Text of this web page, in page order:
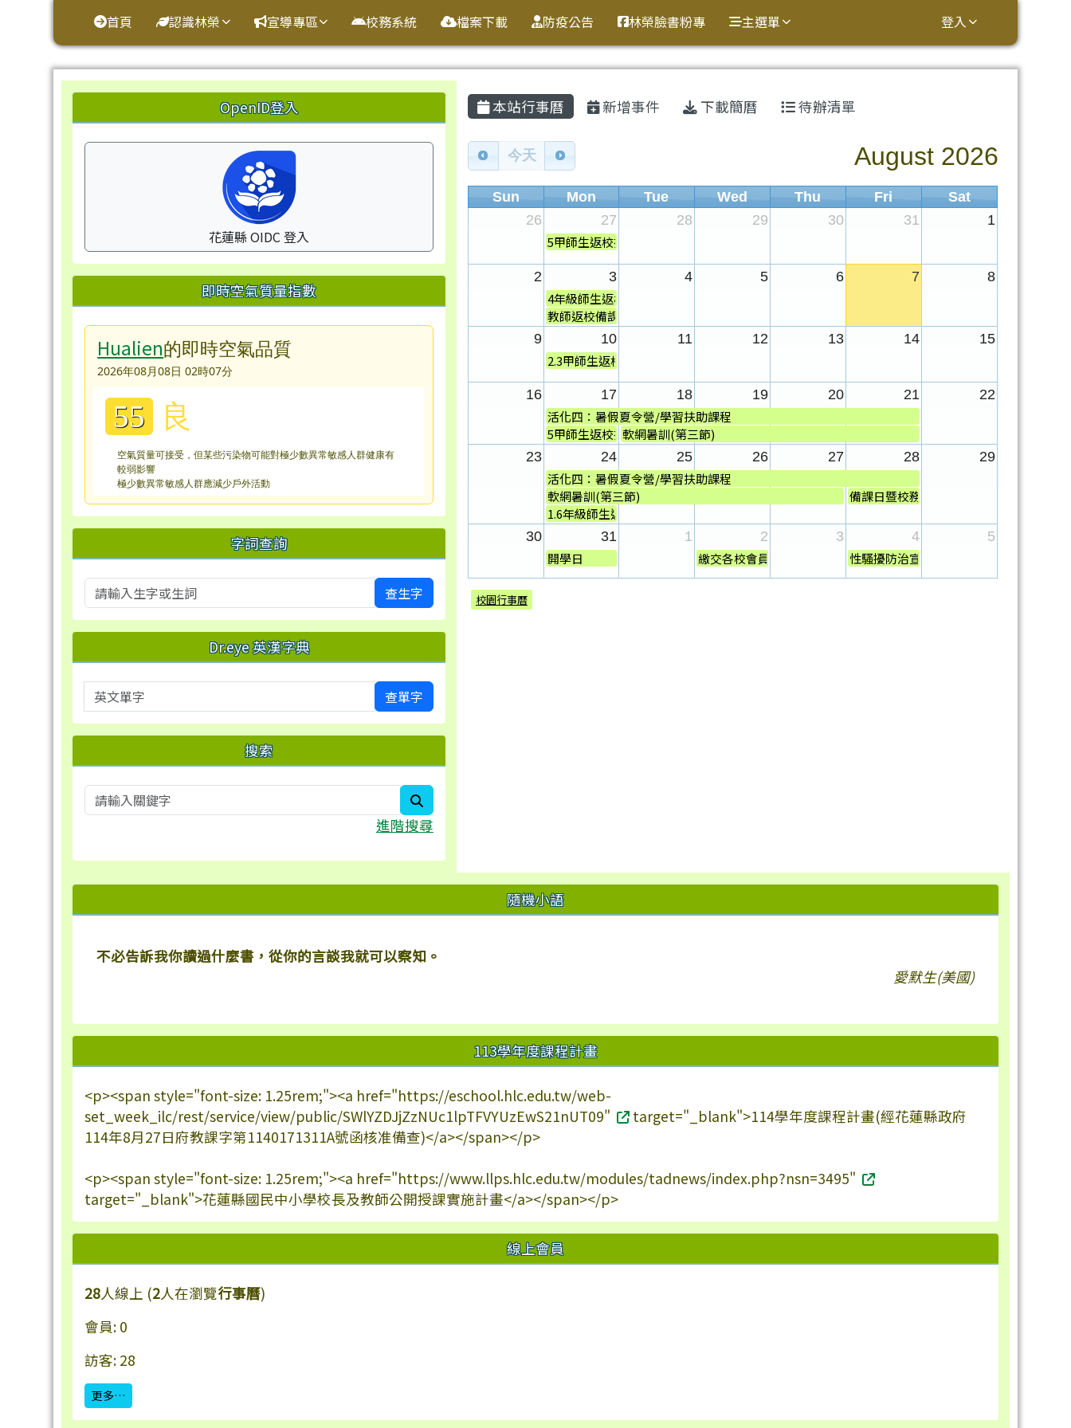
花蓮縣鳳林鎮林榮國小
首頁 認識林榮 宣導專區 校務系統 檔案下載 防疫公告 林榮臉書粉專 主選單 登入
左邊區域內容OpenID登入
花蓮縣 OIDC 登入
即時空氣質量指數
Hualien的即時空氣品質
2026年08月08日 02時07分
55 良
空氣質量可接受，但某些污染物可能對極少數異常敏感人群健康有
較弱影響
極少數異常敏感人群應減少戶外活動
字詞查詢
查生字
Dr.eye 英漢字典
英文單字 查單字
搜索
進階搜尋
主內容區域
本站行事曆 新增事件 下載簡曆 待辦清單
Calendar
今天 August 2026
Sun Mon Tue Wed Thu Fri
Sat
26
27 28 29 30 31 1
5甲師生返校打掃(114學年度班級)
2 3 4 5 6 7 8
4年級師生返校打掃(115學年度班...
教師返校備課日
9 10 11 12 13 14 15
2.3甲師生返校打掃(115學年度班...
16 17 18 19 20 21 22
活化四：暑假夏令營/學習扶助課程
5甲師生返校打掃(115學年度班級)
軟網暑訓(第三節)
23 24 25 26 27 28 29
活化四：暑假夏令營/學習扶助課程
軟網暑訓(第三節)
備課日暨校務會議
1.6年級師生返校打掃(115學年度...
30 31 1 2 3 4 5
開學日 繳交各校會員名冊與相關文件性騷擾防治宣導13.20-14.00
校園行事曆
右邊區域內容 隨機小語
不必告訴我你讀過什麼書，從你的言談我就可以察知。
愛默生(美國)
113學年度課程計畫
<p><span style="font-size: 1.25rem;"><a href="https://eschool.hlc.edu.tw/web-
set_week_ilc/rest/service/view/public/SWlYZDJjZzNUc1lpTFVYUzEwS21nUT09"
target="_blank">114學年度課程計畫(經花蓮縣政府
114年8月27日府教課字第1140171311A號函核准備查)</a></span></p>
<p><span style="font-size: 1.25rem;"><a href="https://www.llps.hlc.edu.tw/modules/tadnews/index.php?nsn=3495"
target="_blank">花蓮縣國民中小學校長及教師公開授課實施計畫</a></span></p>
線上會員
28人線上 (2人在瀏覽行事曆)
會員: 0
訪客: 28
更多…
頁尾區域